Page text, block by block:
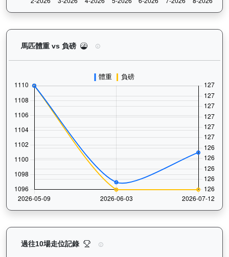
馬匹體重 vs 負磅 烈進駒（L278）— 馬匹體重與負磅走
過往10場走位記錄 烈進駒（L278）— 過往走位記錄圖表